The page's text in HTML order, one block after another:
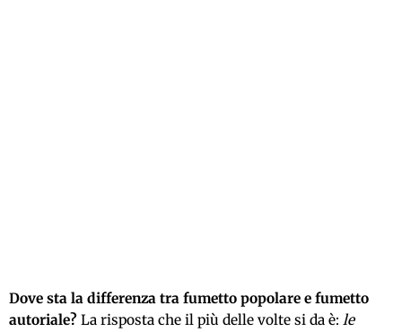
Dove sta la differenza tra fumetto popolare e fumetto
autoriale? La risposta che il più delle volte si da è: le